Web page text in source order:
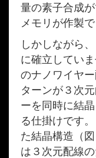
量の素子合成
メモリが作製
しかしながら
に確立してい
のナノワイヤ
ターンが３次
ーを同時に結
る仕掛けです
た結晶構造（
は３次元配線